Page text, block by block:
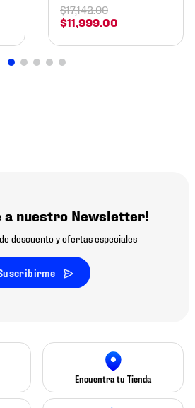
$11 999 00
$17,142.00
a nuestro Newsletter!
de descuento y ofertas especiales
Encuentra tu Tienda